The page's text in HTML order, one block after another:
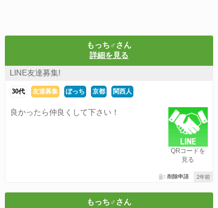
もっち♂さん
詳細を見る
LINE友達募集!
30代 友達募集 ぼっち 京都 関西人
QRコードを
見る
良かったら仲良くして下さい！
2年前
削除申請
もっち♂さん